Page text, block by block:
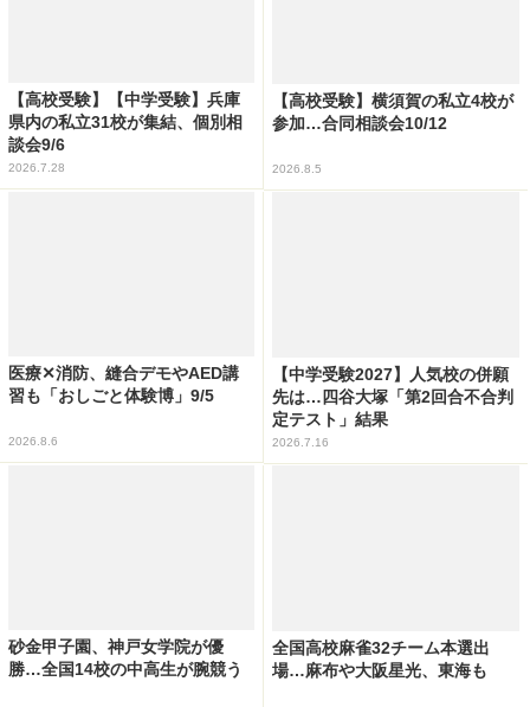
【高校受験】【中学受験】兵庫
県内の私立31校が集結、個別相
談会9/6
2026.7.28
【高校受験】横須賀の私立4校が
参加…合同相談会10/12
2026.8.5
医療✕消防、縫合デモやAED講
習も「おしごと体験博」9/5
2026.8.6
【中学受験2027】人気校の併願
先は…四谷大塚「第2回合不合判
定テスト」結果
2026.7.16
砂金甲子園、神戸女学院が優
勝…全国14校の中高生が腕競う
全国高校麻雀32チーム本選出
場…麻布や大阪星光、東海も